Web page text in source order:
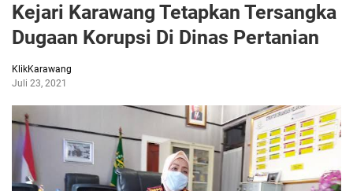
Kejari Karawang Tetapkan Tersangka
Dugaan Korupsi Di Dinas Pertanian
KlikKarawang
Juli 23, 2021